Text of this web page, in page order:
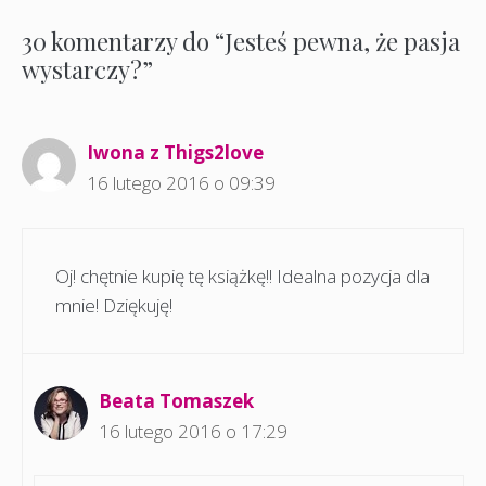
30 komentarzy do “Jesteś pewna, że pasja
wystarczy?”
Iwona z Thigs2love
16 lutego 2016 o 09:39
Oj! chętnie kupię tę książkę!! Idealna pozycja dla
mnie! Dziękuję!
Beata Tomaszek
16 lutego 2016 o 17:29